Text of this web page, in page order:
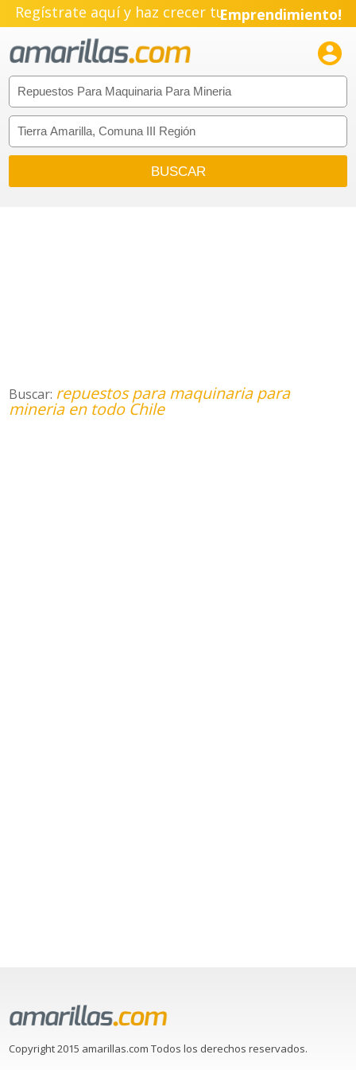
Regístrate aquí y haz crecer tuEmprendimiento!

Buscar: repuestos para maquinaria para
mineria en todo Chile
Copyright 2015 amarillas.com Todos los derechos reservados.